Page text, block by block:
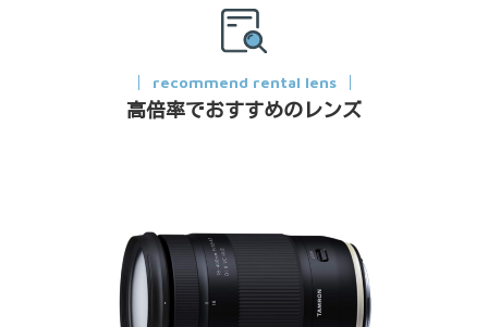
recommend rental lens
高倍率でおすすめのレンズ